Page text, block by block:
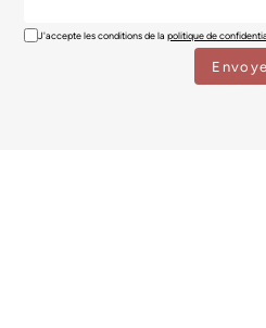
J'accepte les conditions de lapolitique de